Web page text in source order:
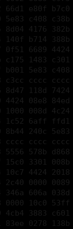
140f b714
0f51 6689
c175 1483
b001 5e83
c3cc
8d47 118d
4424 08e8
1000 008d
1c52 6aff
8b44 240c
cccc
5556 578b
15c0 3301
10c7 4424
2c40 0000
346a 606a
0000 10c0
4cb4 3883
83ee 0278
52ff d383
4cc3
8b74 241c
c05e 83c4